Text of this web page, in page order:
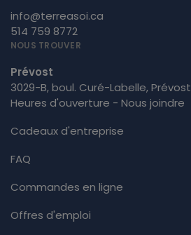
info@terreasoi.ca
514 759 8772
NOUS TROUVER
Prévost
3029-B, boul. Curé-Labelle, Prévost
Heures d'ouverture - Nous joindre
Cadeaux d'entreprise
FAQ
Commandes en ligne
Offres d'emploi